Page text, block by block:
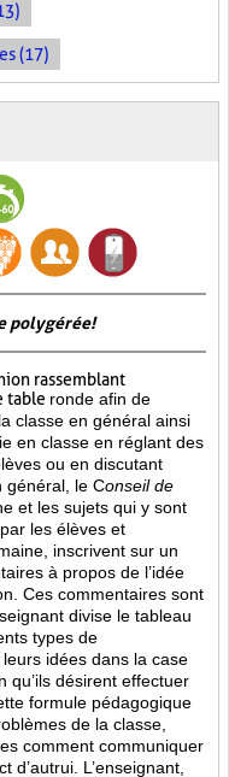
(17)
polygérée!
rassemblant
table ronde afin de
classe en général ainsi
en classe en réglant des
ou en discutant
général, le Conseil de
et les sujets qui y sont
les élèves et
inscrivent sur un
à propos de l’idée
Ces commentaires sont
divise le tableau
types de
idées dans la case
qu’ils désirent effectuer
formule pédagogique
de la classe,
comment communiquer
L’enseignant,